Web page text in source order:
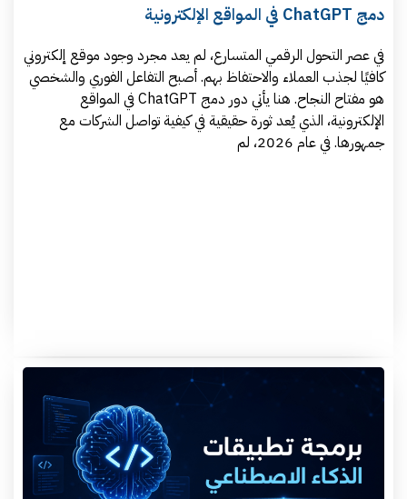
دمج ChatGPT في المواقع الإلكترونية
في عصر التحول الرقمي المتسارع، لم يعد مجرد وجود موقع إلكتروني
كافيًا لجذب العملاء والاحتفاظ بهم. أصبح التفاعل الفوري والشخصي
هو مفتاح النجاح. هنا يأتي دور دمج ChatGPT في المواقع
الإلكترونية، الذي يُعد ثورة حقيقية في كيفية تواصل الشركات مع
جمهورها. في عام 2026، لم